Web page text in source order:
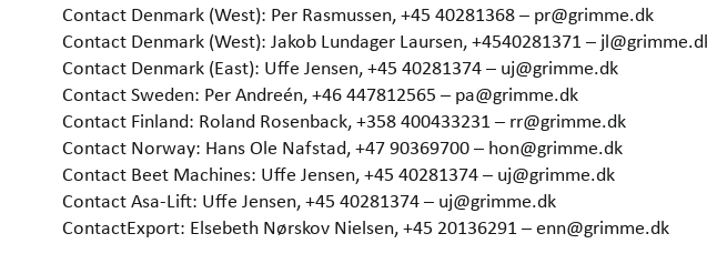
Contact Denmark (West): Per Rasmussen, +45 40281368 – pr@grimme.dk
Contact Denmark (West): Jakob Lundager Laursen, +4540281371 –
Contact Denmark (East): Uffe Jensen, +45 40281374 – uj@grimme.dk
Contact Sweden: Per Andreén, +46 447812565 – pa@grimme.dk
Contact Finland: Roland Rosenback, +358 400433231 – rr@grimme.dk
Contact Norway: Hans Ole Nafstad, +47 90369700 – hon@grimme.dk
Contact Beet Machines: Uffe Jensen, +45 40281374 – uj@grimme.dk
Contact Asa-Lift: Uffe Jensen, +45 40281374 – uj@grimme.dk
ContactExport: Elsebeth Nørskov Nielsen, +45 20136291 – enn@grimme.dk